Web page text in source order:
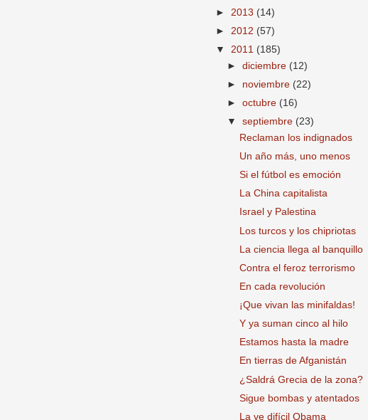
► 2013 (14)
► 2012 (57)
▼ 2011 (185)
►diciembre (12)
► noviembre (22)
►octubre (16)
▼septiembre (23)
Reclaman los indignados
Un año más, uno menos
Si el fútbol es emoción
La China capitalista
Israel y Palestina
Los turcos y los chipriotas
La ciencia llega al banquillo
Contra el feroz terrorismo
En cada revolución
¡Que vivan las minifaldas!
Y ya suman cinco al hilo
Estamos hasta la madre
En tierras de Afganistán
¿Saldrá Grecia de la zona?
Sigue bombas y atentados
La ve difícil Obama